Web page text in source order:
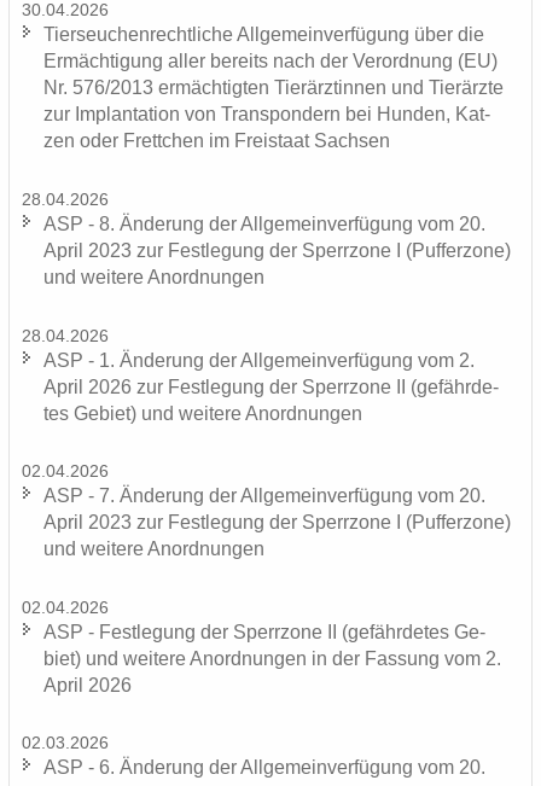
30.04.2026
Tier­seu­chen­recht­li­che All­ge­mein­ver­fü­gung über die
Er­mäch­ti­gung aller be­reits nach der Ver­ord­nung (EU)
Nr. 576/2013 er­mäch­tig­ten Tier­ärz­tin­nen und Tier­ärz­te
zur Im­plan­ta­ti­on von Trans­pon­dern bei Hun­den, Kat­
zen oder Frett­chen im Frei­staat Sach­sen
28.04.2026
ASP - 8. Än­de­rung der All­ge­mein­ver­fü­gung vom 20.
April 2023 zur Fest­le­gung der Sperr­zo­ne I (Puf­fer­zo­ne)
und wei­te­re An­ord­nun­gen
28.04.2026
ASP - 1. Än­de­rung der All­ge­mein­ver­fü­gung vom 2.
April 2026 zur Fest­le­gung der Sperr­zo­ne II (ge­fähr­de­
tes Ge­biet) und wei­te­re An­ord­nun­gen
02.04.2026
ASP - 7. Än­de­rung der All­ge­mein­ver­fü­gung vom 20.
April 2023 zur Fest­le­gung der Sperr­zo­ne I (Puf­fer­zo­ne)
und wei­te­re An­ord­nun­gen
02.04.2026
ASP - Fest­le­gung der Sperr­zo­ne II (ge­fähr­de­tes Ge­
biet) und wei­te­re An­ord­nun­gen in der Fas­sung vom 2.
April 2026
02.03.2026
ASP - 6. Än­de­rung der All­ge­mein­ver­fü­gung vom 20.